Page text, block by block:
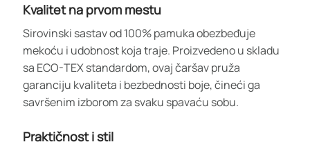
Kvalitet na prvom mestu
Sirovinski sastav od 100% pamuka obezbeđuje
mekoću i udobnost koja traje. Proizvedeno u skladu
sa ECO-TEX standardom, ovaj čaršav pruža
garanciju kvaliteta i bezbednosti boje, čineći ga
savršenim izborom za svaku spavaću sobu.
Praktičnost i stil